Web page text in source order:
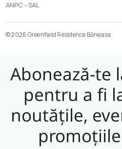
ANPC - SAL
© 2026 Greenfield Residence Băneasa
Abonează-te
pentru a fi
noutățile,